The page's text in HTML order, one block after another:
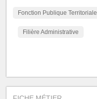
Fonction Publique Territoriale
Filière Administrative